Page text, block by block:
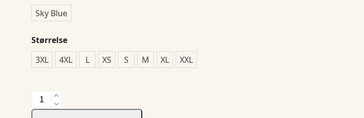
Sky Blue
Størrelse
3XL
4XL L XS S M XL XXL
JH&F
Green